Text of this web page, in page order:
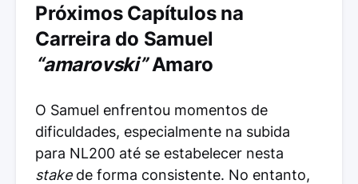
Próximos Capítulos na
Carreira do Samuel
“amarovski”Amaro
O Samuel enfrentou momentos de
dificuldades, especialmente na subida
para NL200 até se estabelecer nesta
stakede forma consistente. No entanto,